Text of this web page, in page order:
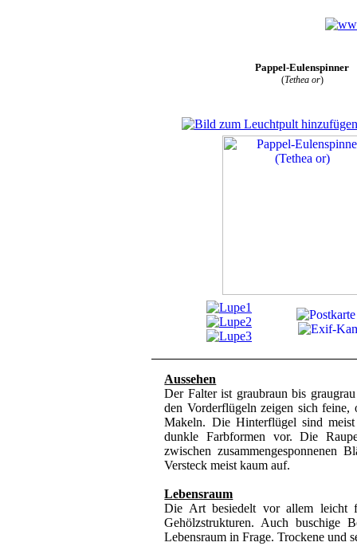
Pappel-Eulenspinner
(Tethea or)
Aussehen
Der Falter ist graubraun bis
den Vorderflügeln zeigen sich
Makeln. Die Hinterflügel sind
dunkle Farbformen vor. Die
zwischen zusammengesponnenen
Versteck meist kaum auf.
Lebensraum
Die Art besiedelt vor allem leicht
Gehölzstrukturen. Auch buschige
Lebensraum in Frage. Trockene und